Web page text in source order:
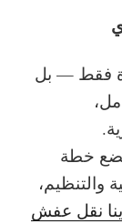
فقط — بل
خطة
والتنظيم،
نقل عفش